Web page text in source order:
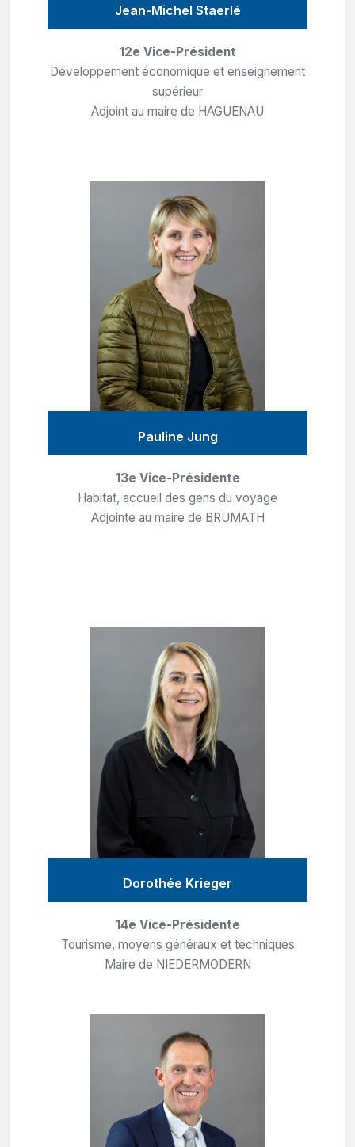
Jean-Michel Staerlé
12e Vice-Président
Développement économique et enseignement
supérieur
Adjoint au maire de HAGUENAU
Pauline Jung
13e Vice-Présidente
Habitat, accueil des gens du voyage
Adjointe au maire de BRUMATH
Dorothée Krieger
14e Vice-Présidente
Tourisme, moyens généraux et techniques
Maire de NIEDERMODERN